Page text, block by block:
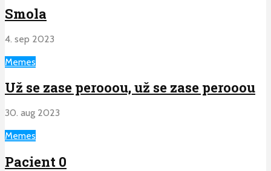
Smola
4. sep 2023
Memes
Už se zase perooou, už se zase perooou
30. aug 2023
Memes
Pacient 0